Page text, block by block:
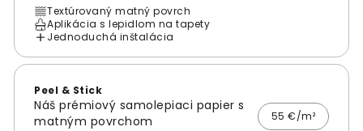
Textúrovaný matný povrch
Aplikácia s lepidlom na tapety
Jednoduchá inštalácia
Peel & Stick
Náš prémiový samolepiaci papier s
matným povrchom
55 €/m²